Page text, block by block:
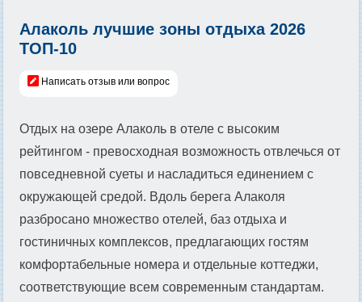
Алаколь лучшие зоны отдыха 2026
ТОП-10
Написать отзыв или вопрос
Отдых на озере Алаколь в отеле с высоким
рейтингом - превосходная возможность отвлечься от
повседневной суеты и насладиться единением с
окружающей средой. Вдоль берега Алаколя
разбросано множество отелей, баз отдыха и
гостиничных комплексов, предлагающих гостям
комфортабельные номера и отдельные коттеджи,
соответствующие всем современным стандартам.